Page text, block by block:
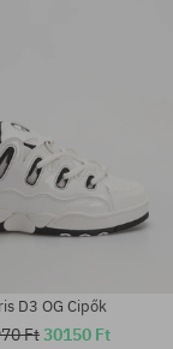
D3 OG Cipők
Ft30150 Ft